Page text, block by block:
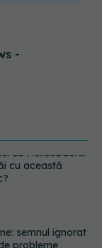
-
semnul ignorat
probleme